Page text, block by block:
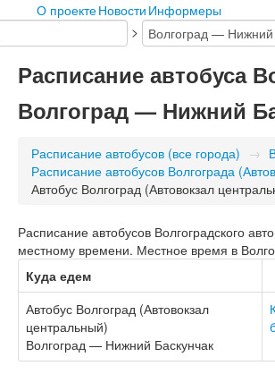
О проектеНовости Информеры
>
Расписание автобуса
Волгоград — Нижний
Расписание автобусов (все города) →
Расписание автобусов Волгограда
Автобус Волгоград (Автовокзал
Расписание автобусов Волгоградского
местному времени. Местное время в
Куда едем
Автобус Волгоград (Автовокзал
центральный)
Волгоград — Нижний Баскунчак